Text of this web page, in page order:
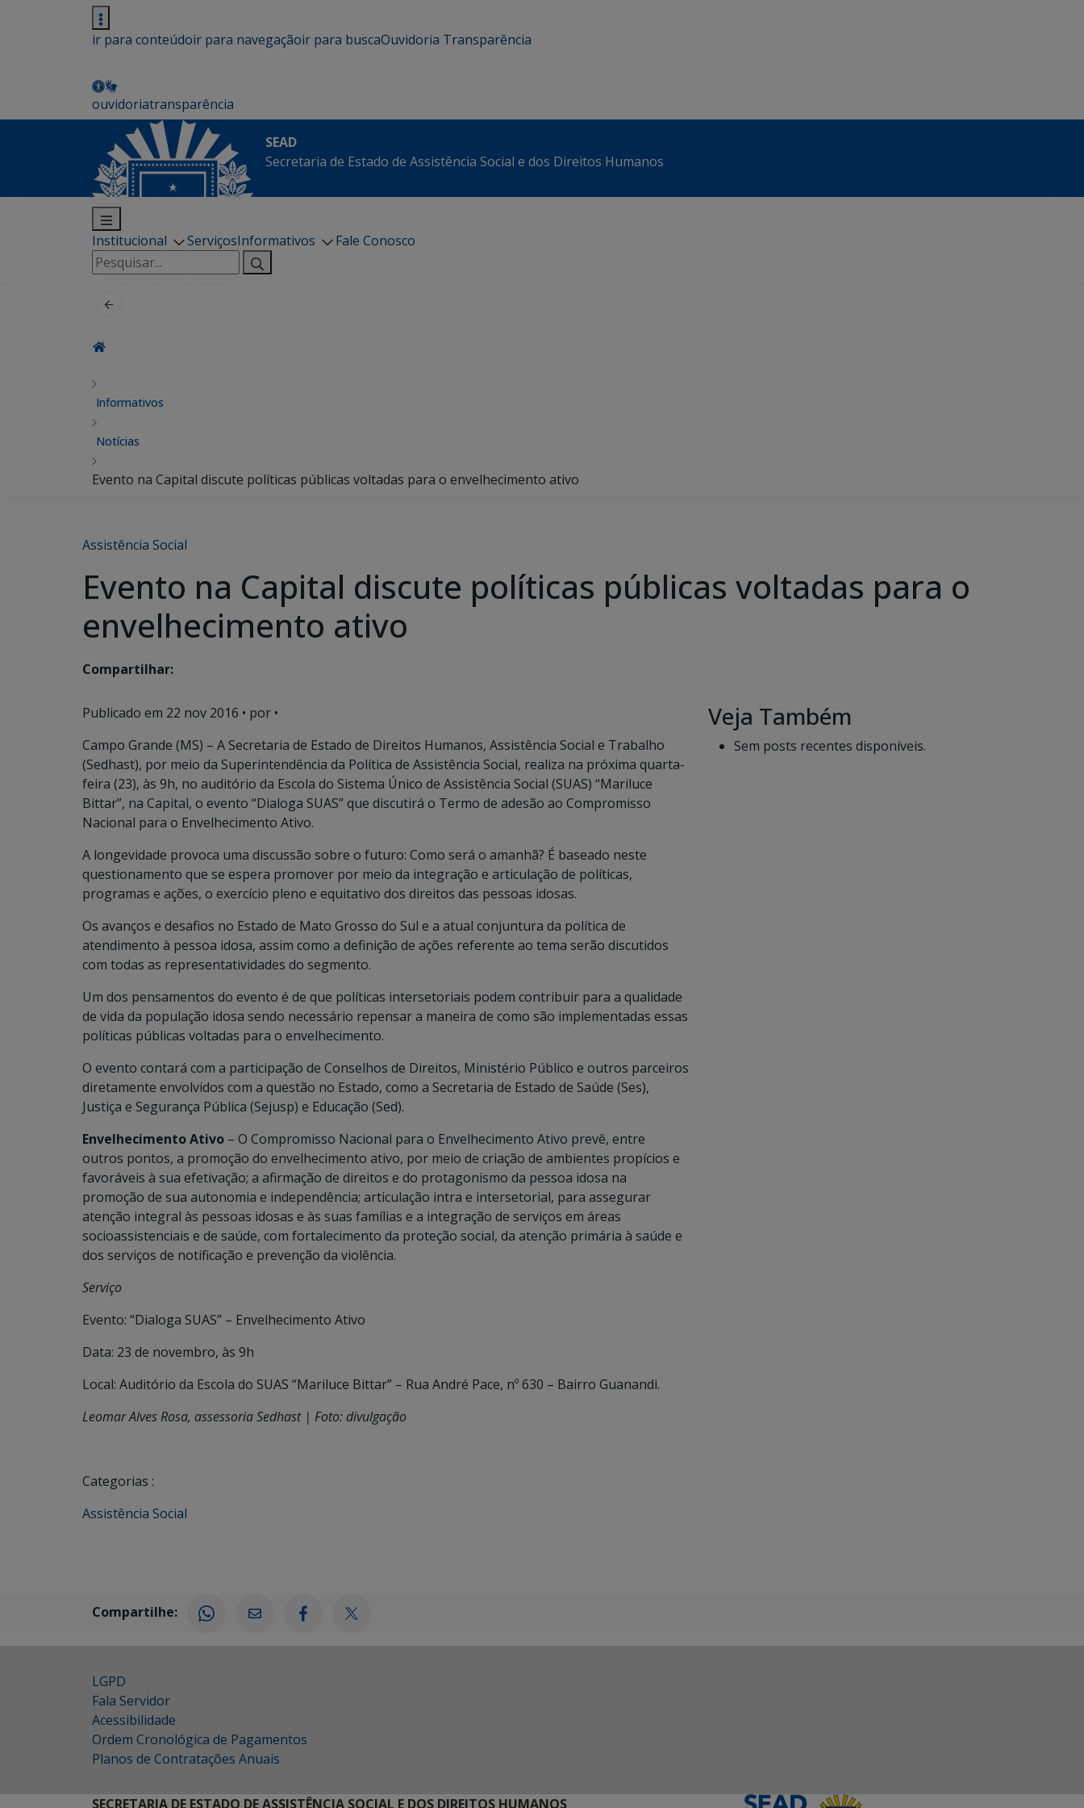
ir para conteúdoir para navegaçãoir para buscaOuvidoria Transparência
ouvidoriatransparência
SEAD
Secretaria de Estado de Assistência Social e dos Direitos Humanos
Institucional ServiçosInformativos
Fale Conosco
Pesquisar
por:
Informativos
Notícias
Evento na Capital discute políticas públicas voltadas para o envelhecimento ativo
Assistência Social
Evento na Capital discute políticas públicas voltadas para o
envelhecimento ativo
Compartilhar:
Publicado em 22 nov 2016 • por •
Campo Grande (MS) – A Secretaria de Estado de Direitos Humanos, Assistência Social e Trabalho
(Sedhast), por meio da Superintendência da Política de Assistência Social, realiza na próxima quarta-
feira (23), às 9h, no auditório da Escola do Sistema Único de Assistência Social (SUAS) “Mariluce
Bittar”, na Capital, o evento “Dialoga SUAS” que discutirá o Termo de adesão ao Compromisso
Nacional para o Envelhecimento Ativo.
A longevidade provoca uma discussão sobre o futuro: Como será o amanhã? É baseado neste
questionamento que se espera promover por meio da integração e articulação de políticas,
programas e ações, o exercício pleno e equitativo dos direitos das pessoas idosas.
Os avanços e desafios no Estado de Mato Grosso do Sul e a atual conjuntura da política de
atendimento à pessoa idosa, assim como a definição de ações referente ao tema serão discutidos
com todas as representatividades do segmento.
Um dos pensamentos do evento é de que políticas intersetoriais podem contribuir para a qualidade
de vida da população idosa sendo necessário repensar a maneira de como são implementadas essas
políticas públicas voltadas para o envelhecimento.
O evento contará com a participação de Conselhos de Direitos, Ministério Público e outros parceiros
diretamente envolvidos com a questão no Estado, como a Secretaria de Estado de Saúde (Ses),
Justiça e Segurança Pública (Sejusp) e Educação (Sed).
Envelhecimento Ativo – O Compromisso Nacional para o Envelhecimento Ativo prevê, entre
outros pontos, a promoção do envelhecimento ativo, por meio de criação de ambientes propícios e
favoráveis à sua efetivação; a afirmação de direitos e do protagonismo da pessoa idosa na
promoção de sua autonomia e independência; articulação intra e intersetorial, para assegurar
atenção integral às pessoas idosas e às suas famílias e a integração de serviços em áreas
socioassistenciais e de saúde, com fortalecimento da proteção social, da atenção primária à saúde e
dos serviços de notificação e prevenção da violência.
Serviço
Evento: “Dialoga SUAS” – Envelhecimento Ativo
Data: 23 de novembro, às 9h
Local: Auditório da Escola do SUAS “Mariluce Bittar” – Rua André Pace, nº 630 – Bairro Guanandi.
Leomar Alves Rosa, assessoria Sedhast | Foto: divulgação
Categorias :
Assistência Social
Veja Também
Sem posts recentes disponíveis.
Compartilhe:
LGPD
Fala Servidor
Acessibilidade
Ordem Cronológica de Pagamentos
Planos de Contratações Anuais
SECRETARIA DE ESTADO DE ASSISTÊNCIA SOCIAL E DOS DIREITOS HUMANOS